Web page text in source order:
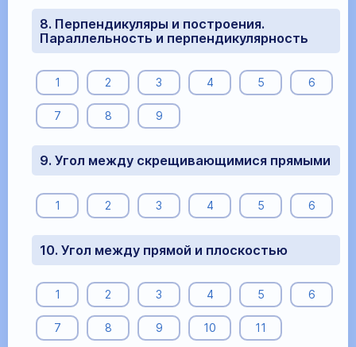
8. Перпендикуляры и построения.
Параллельность и перпендикулярность
1 2 3 4 5 6
7 8 9
9. Угол между скрещивающимися прямыми
1 2 3 4 5 6
10. Угол между прямой и плоскостью
1 2 3 4 5 6
7 8 9 10 11